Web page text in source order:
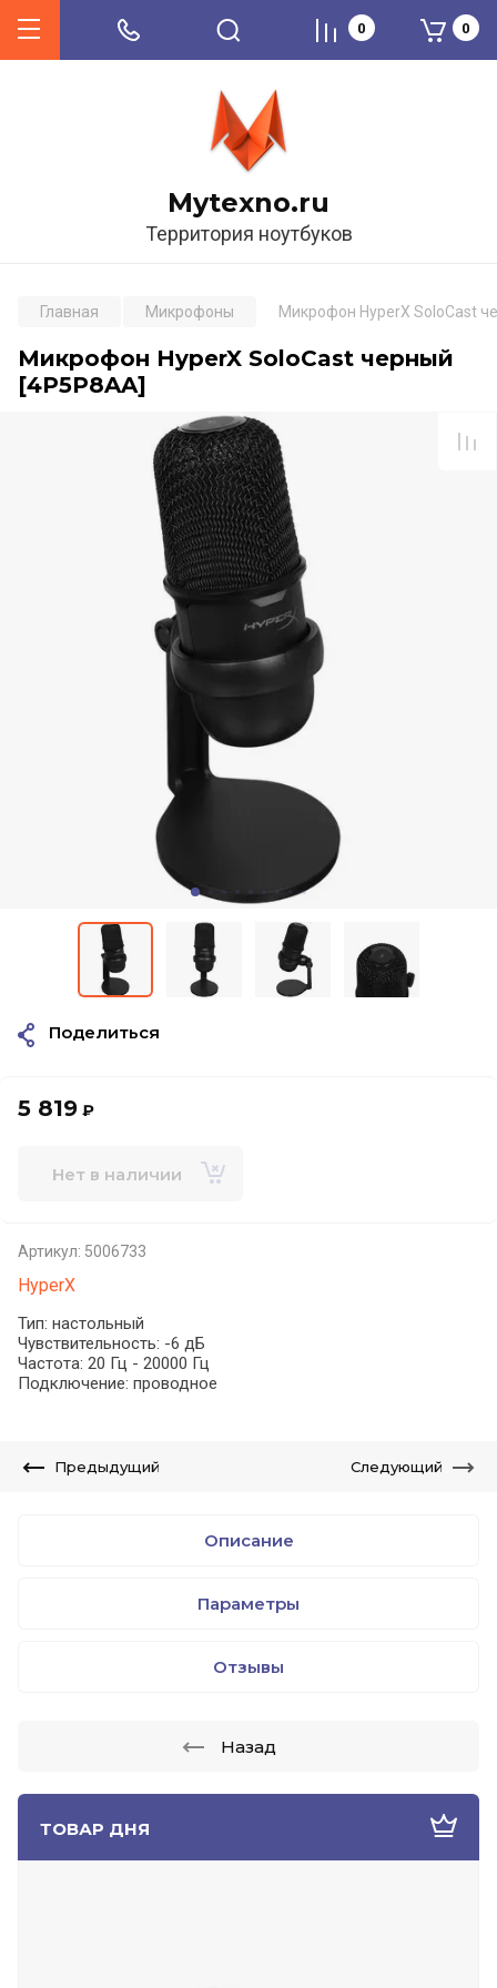
Mytexno.ru
Территория ноутбуков
0 0
ТОВАР ДНЯ
Главная Микрофоны Микрофон HyperX SoloCast
Микрофон HyperX SoloCast черный
[4P5P8AA]
5 819 ₽
Нет в наличии
Артикул: 5006733
HyperX
Тип: настольный
Чувствительность: -6 дБ
Частота: 20 Гц - 20000 Гц
Подключение: проводное
Поделиться
Предыдущий Следующий
Описание
Параметры
Отзывы
Назад